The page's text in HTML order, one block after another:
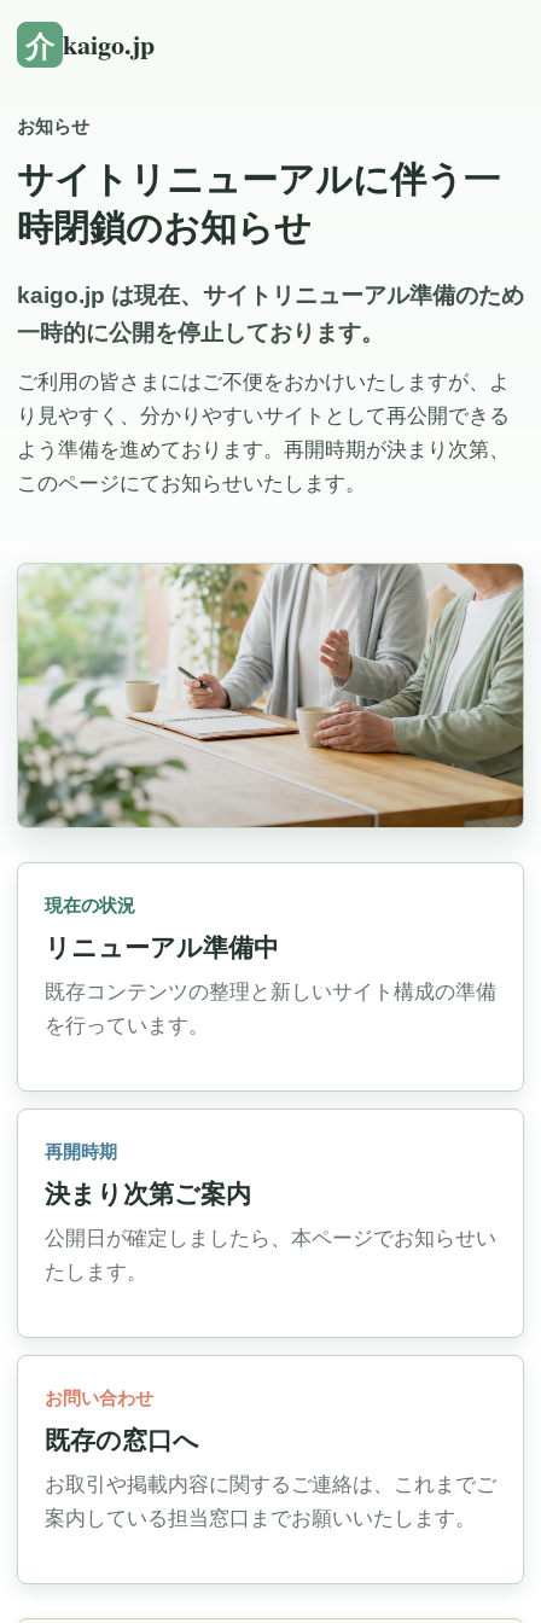
介 kaigo.jp
お知らせ
サイトリニューアルに伴う一
時閉鎖のお知らせ
kaigo.jp は現在、サイトリニューアル準備のため
一時的に公開を停止しております。
ご利用の皆さまにはご不便をおかけいたしますが、よ
り見やすく、分かりやすいサイトとして再公開できる
よう準備を進めております。再開時期が決まり次第、
このページにてお知らせいたします。
現在の状況
リニューアル準備中
既存コンテンツの整理と新しいサイト構成の準備
を行っています。
再開時期
決まり次第ご案内
公開日が確定しましたら、本ページでお知らせい
たします。
お問い合わせ
既存の窓口へ
お取引や掲載内容に関するご連絡は、これまでご
案内している担当窓口までお願いいたします。